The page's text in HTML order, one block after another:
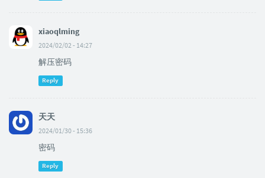
xiaoqlming
2024/02/02 - 14:27
解压密码
Reply
天天
2024/01/30 - 15:36
密码
Reply